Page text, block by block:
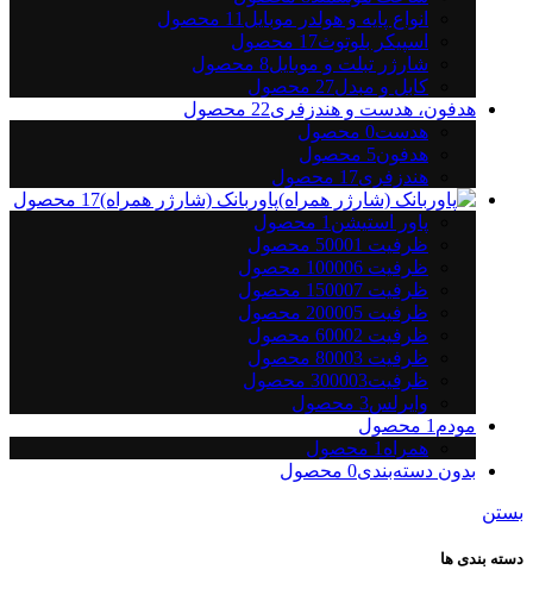
انواع پایه و هولدر موبایل 11 محصول
اسپیکر بلوتوث17 محصول
شارژر تبلت و موبایل8 محصول
کابل و مبدل27 محصول
هدفون، هدست و هندزفری22 محصول
هدست0 محصول
هدفون5 محصول
هندزفری17 محصول
پاوربانک (شارژر همراه)17 محصول
پاور استیشن 1 محصول
ظرفیت 5000 1
محصول
ظرفیت 10000 6
محصول
ظرفیت 15000 7
محصول
ظرفیت 20000 5
محصول
ظرفیت 6000 2
محصول
ظرفیت 8000 3
محصول
ظرفیت300003
محصول
وایرلس3 محصول
مودم 1 محصول
همراه 1 محصول
بدون دسته‌بندی0 محصول
بستن
دسته بندی ها